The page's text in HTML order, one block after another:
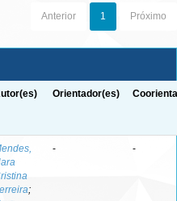
Anterior 1 Próximo
Orientador(es)
;
- -